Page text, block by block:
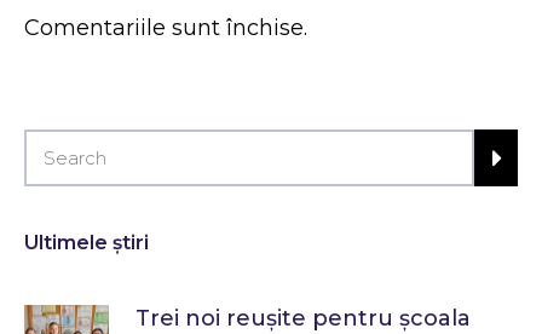
Comentariile sunt închise.
Ultimele știri
Trei noi reușite pentru școala